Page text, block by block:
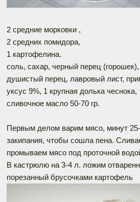
2 средние морковки ,
2 средних помидора,
1 картофелина.
соль, сахар, черный перец
душистый перец, лавровый лист,
уксус 9%, 1 крупная долька чеснока,
сливочное масло 50-70 гр.
Первым делом варим мясо, минут
закипания, чтобы сошла пена.
промываем мясо под проточной
В кастрюлю на 3-4 л. ложим
порезанный брусочками картофель